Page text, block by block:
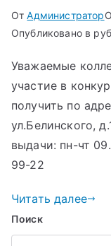
ОтАдминистратор
Опубликовано в
Уважаемые
участие в
получить по
ул.Белинского,
выдачи: пн-чт
99-22
Читать далее
Поиск